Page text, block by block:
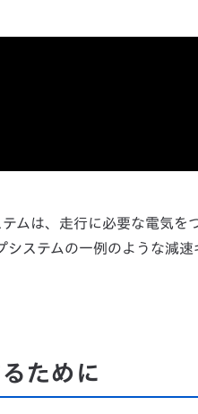
ムは、走行に必要な電気を
ステムの一例のような減速
ために